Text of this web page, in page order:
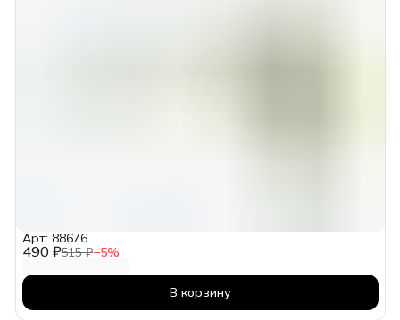
490 ₽515 ₽−5%
Арт: 88676
В корзину